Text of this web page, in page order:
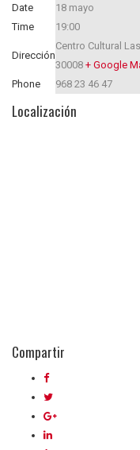
Date
18 mayo
Time
19:00
Dirección
Centro Cultural
30008 + Google
Phone
968 23 46 47
Localización
Compartir